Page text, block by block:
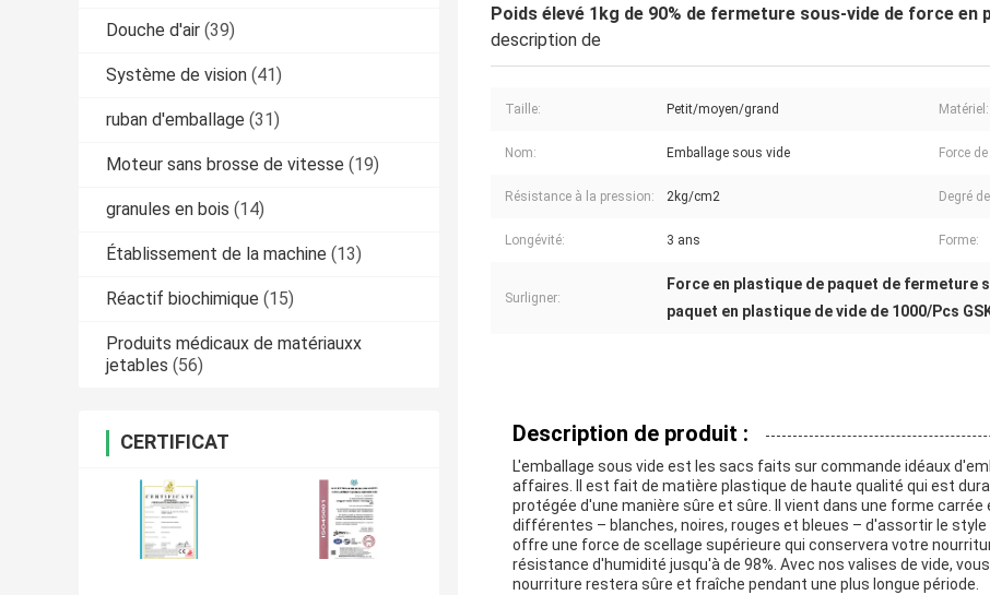
Douche d'air (39)
Système de vision (41)
ruban d'emballage (31)
Moteur sans brosse de vitesse (19)
granules en bois (14)
Établissement de la machine (13)
Réactif biochimique (15)
Produits médicaux de matériauxx
jetables (56)
CERTIFICAT
Poids élevé 1kg de 90% de fermeture sous-vide de force en
description de
Taille: Petit/moyen/grand Matériel:
Nom: Emballage sous vide Force
Résistance à la pression: 2kg/cm2 Degré
Longévité: 3 ans Forme:
Surligner:
Force en plastique de paquet de fermeture
paquet en plastique de vide de 1000/Pcs
Description de produit :
L'emballage sous vide est les sacs faits sur commande idéaux
affaires. Il est fait de matière plastique de haute qualité qui est
protégée d'une manière sûre et sûre. Il vient dans une forme
différentes – blanches, noires, rouges et bleues – d'assortir le
offre une force de scellage supérieure qui conservera votre
résistance d'humidité jusqu'à de 98%. Avec nos valises de vide,
nourriture restera sûre et fraîche pendant une plus longue période.